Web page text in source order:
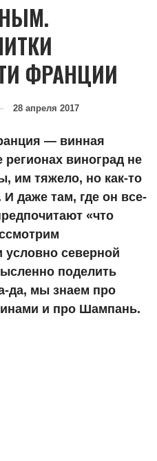
ФРАНЦИИ
28 апреля 2017
— винная
регионах виноград не
им тяжело, но как-то
И даже там, где он все-
«что
условно северной
поделить
да, мы знаем про
и про Шампань.